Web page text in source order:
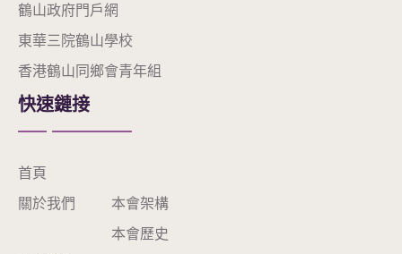
鶴山政府門戶網
東華三院鶴山學校
香港鶴山同鄉會青年組
快速鏈接
首頁
關於我們
本會架構
本會歷史